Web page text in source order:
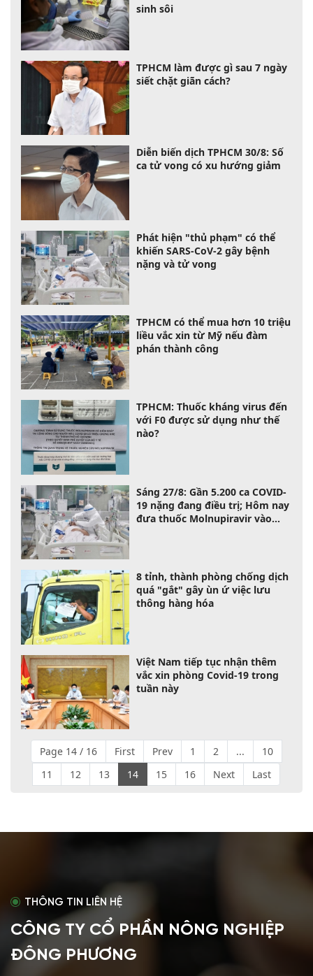
sinh sôi
TPHCM làm được gì sau 7 ngày
siết chặt giãn cách?
Diễn biến dịch TPHCM 30/8: Số
ca tử vong có xu hướng giảm
Phát hiện "thủ phạm" có thể
khiến SARS-CoV-2 gây bệnh
nặng và tử vong
TPHCM có thể mua hơn 10 triệu
liều vắc xin từ Mỹ nếu đàm
phán thành công
TPHCM: Thuốc kháng virus đến
với F0 được sử dụng như thế
nào?
Sáng 27/8: Gần 5.200 ca COVID-
19 nặng đang điều trị; Hôm nay
đưa thuốc Molnupiravir vào
8 tỉnh, thành phòng chống dịch
quá "gắt" gây ùn ứ việc lưu
thông hàng hóa
Việt Nam tiếp tục nhận thêm
vắc xin phòng Covid-19 trong
tuần này
Page 14 / 16 First Prev 1 2 ...
10
11
12 13 14 15 16 Next Last
THÔNG TIN LIÊN HỆ
CÔNG TY CỔ PHẦN NÔNG NGHIỆP
ĐÔNG PHƯƠNG